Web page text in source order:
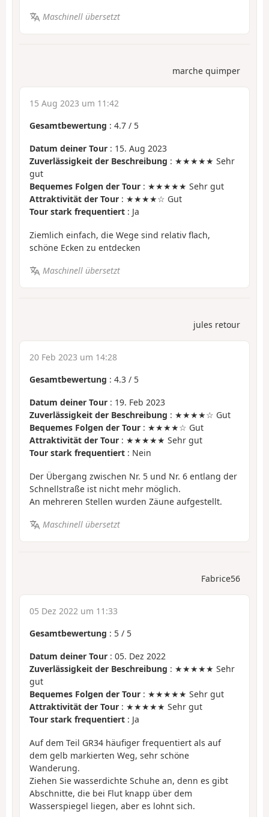
Maschinell übersetzt
marche quimper
15 Aug 2023 um 11:42
Gesamtbewertung : 4.7 / 5
Datum deiner Tour : 15. Aug 2023
Zuverlässigkeit der Beschreibung : ★★★★★ Sehr
gut
Bequemes Folgen der Tour : ★★★★★ Sehr gut
Attraktivität der Tour : ★★★★☆ Gut
Tour stark frequentiert : Ja
Ziemlich einfach, die Wege sind relativ flach,
schöne Ecken zu entdecken
Maschinell übersetzt
jules retour
20 Feb 2023 um 14:28
Gesamtbewertung : 4.3 / 5
Datum deiner Tour : 19. Feb 2023
Zuverlässigkeit der Beschreibung : ★★★★☆ Gut
Bequemes Folgen der Tour : ★★★★☆ Gut
Attraktivität der Tour : ★★★★★ Sehr gut
Tour stark frequentiert : Nein
Der Übergang zwischen Nr. 5 und Nr. 6 entlang der
Schnellstraße ist nicht mehr möglich.
An mehreren Stellen wurden Zäune aufgestellt.
Maschinell übersetzt
Fabrice56
05 Dez 2022 um 11:33
Gesamtbewertung : 5 / 5
Datum deiner Tour : 05. Dez 2022
Zuverlässigkeit der Beschreibung : ★★★★★ Sehr
gut
Bequemes Folgen der Tour : ★★★★★ Sehr gut
Attraktivität der Tour : ★★★★★ Sehr gut
Tour stark frequentiert : Ja
Auf dem Teil GR34 häufiger frequentiert als auf
dem gelb markierten Weg, sehr schöne
Wanderung.
Ziehen Sie wasserdichte Schuhe an, denn es gibt
Abschnitte, die bei Flut knapp über dem
Wasserspiegel liegen, aber es lohnt sich.